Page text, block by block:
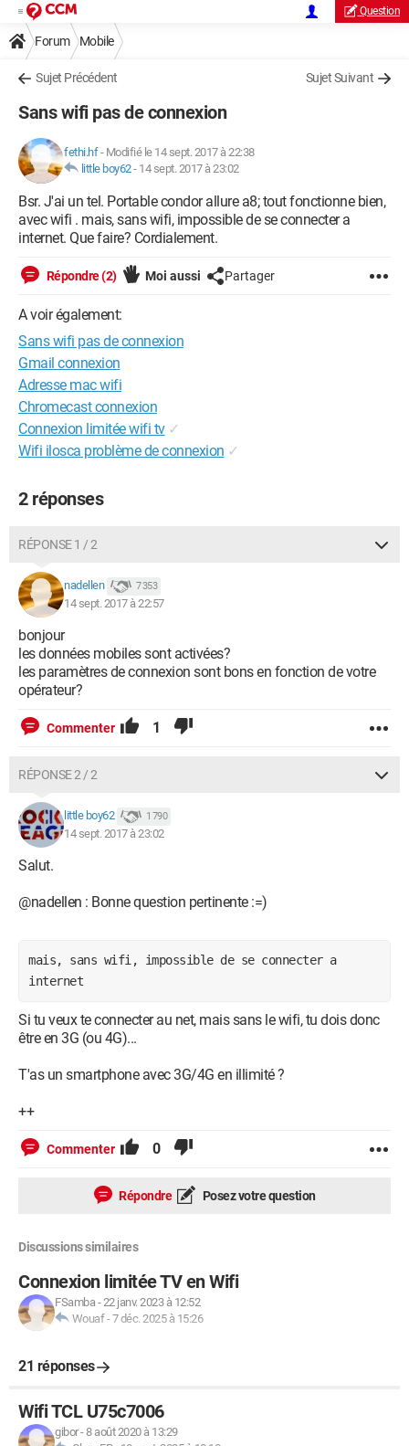
Question
Forum Mobile
Sujet Précédent Sujet Suivant
Sans wifi pas de connexion
fethi.hf- Modifié le 14 sept. 2017 à 22:38
little boy62- 14 sept. 2017 à 23:02
Bsr. J'ai un tel. Portable condor allure a8; tout fonctionne bien,
avec wifi . mais, sans wifi, impossible de se connecter a
internet. Que faire? Cordialement.
Répondre (2) Moi aussi Partager
A voir également:
Sans wifi pas de connexion
Gmail connexion
Adresse mac wifi
Chromecast connexion
Connexion limitée wifi tv ✓
Wifi ilosca problème de connexion ✓
2 réponses
RÉPONSE 1 / 2
nadellen 7 353
14 sept. 2017 à 22:57
bonjour
les données mobiles sont activées?
les paramètres de connexion sont bons en fonction de votre
opérateur?
Commenter 1
RÉPONSE 2 / 2
little boy62 1 790
14 sept. 2017 à 23:02
Salut.
@nadellen : Bonne question pertinente :=)
mais, sans wifi, impossible de se connecter a
internet
Si tu veux te connecter au net, mais sans le wifi, tu dois donc
être en 3G (ou 4G)...
T'as un smartphone avec 3G/4G en illimité ?
++
Commenter 0
Répondre Posez votre question
Discussions similaires
Connexion limitée TV en Wifi
FSamba-22 janv. 2023 à 12:52
Wouaf-7 déc. 2025 à 15:26
21 réponses
Wifi TCL U75c7006
gibor-8 août 2020 à 13:29